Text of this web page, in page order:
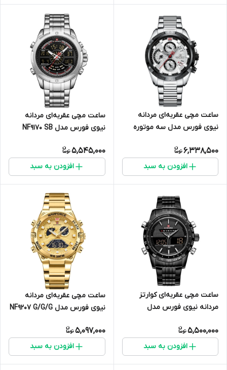
ساعت مچی عقربه‌ای مردانه
نیوی فورس مدل سه موتوره
6,338,500
افزودن به سبد
ساعت مچی عقربه‌ای مردانه
نیوی فورس مدل NF9170 SB
5,545,000
افزودن به سبد
ساعت مچی عقربه‌ای کوارتز
مردانه نیوی فورس مدل
5,500,000
افزودن به سبد
ساعت مچی عقربه‌ای مردانه
نیوی فورس مدل NF9207 G/G/G
5,097,000
افزودن به سبد